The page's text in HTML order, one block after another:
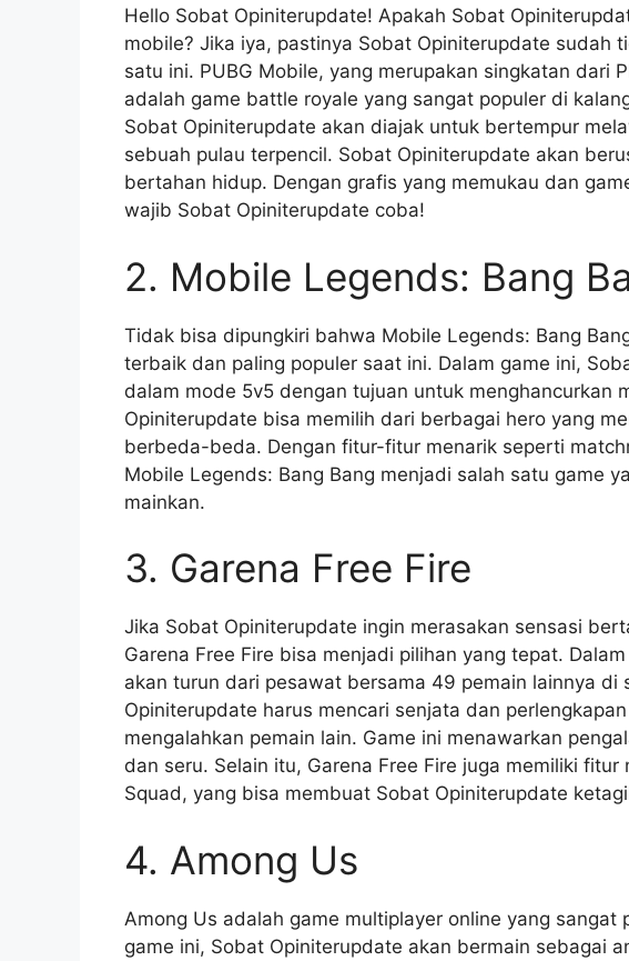
Hello Sobat Opiniterupdate! Apakah Sobat
mobile? Jika iya, pastinya Sobat Opiniterupdate sudah
satu ini. PUBG Mobile, yang merupakan singkatan dari
adalah game battle royale yang sangat populer di
Sobat Opiniterupdate akan diajak untuk bertempur
sebuah pulau terpencil. Sobat Opiniterupdate akan
bertahan hidup. Dengan grafis yang memukau dan
wajib Sobat Opiniterupdate coba!
2. Mobile Legends: Bang
Tidak bisa dipungkiri bahwa Mobile Legends: Bang
terbaik dan paling populer saat ini. Dalam game ini,
dalam mode 5v5 dengan tujuan untuk menghancurkan
Opiniterupdate bisa memilih dari berbagai hero yang
berbeda-beda. Dengan fitur-fitur menarik seperti
Mobile Legends: Bang Bang menjadi salah satu game
mainkan.
3. Garena Free Fire
Jika Sobat Opiniterupdate ingin merasakan sensasi
Garena Free Fire bisa menjadi pilihan yang tepat.
akan turun dari pesawat bersama 49 pemain lainnya di
Opiniterupdate harus mencari senjata dan
mengalahkan pemain lain. Game ini menawarkan
dan seru. Selain itu, Garena Free Fire juga memiliki
Squad, yang bisa membuat Sobat Opiniterupdate
4. Among Us
Among Us adalah game multiplayer online yang sangat
game ini, Sobat Opiniterupdate akan bermain sebagai